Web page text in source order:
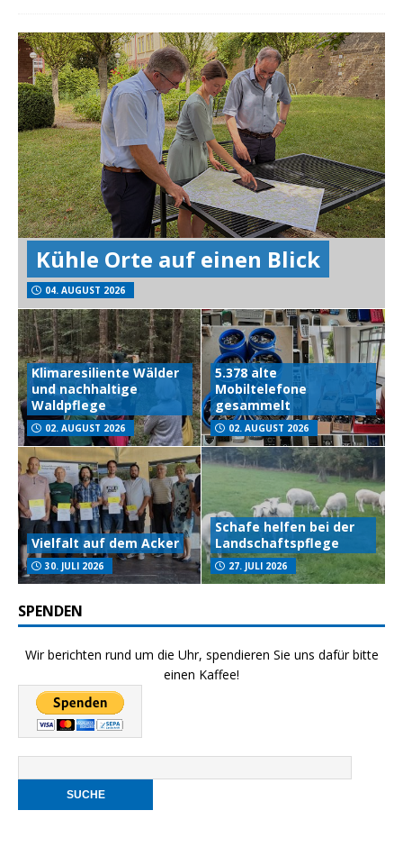
Kühle Orte auf einen Blick
04. AUGUST 2026
Klimaresiliente Wälder
und nachhaltige
Waldpflege
02. AUGUST 2026
5.378 alte
Mobiltelefone
gesammelt
02. AUGUST 2026
Vielfalt auf dem Acker
30. JULI 2026
Schafe helfen bei der
Landschaftspflege
27. JULI 2026
SPENDEN
Wir berichten rund um die Uhr, spendieren Sie uns dafür bitte
einen Kaffee!